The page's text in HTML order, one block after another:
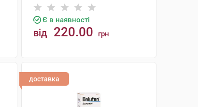
Є в наявності
від 220.00 грн
доставка